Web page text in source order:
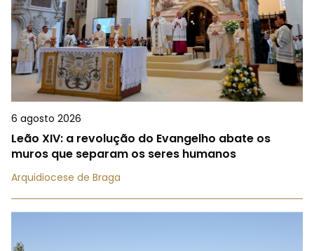
6 agosto 2026
Leão XIV: a revolução do Evangelho abate os
muros que separam os seres humanos
Arquidiocese de Braga